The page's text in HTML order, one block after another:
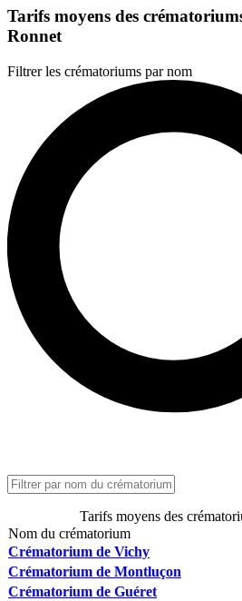
Tarifs moyens des
Ronnet
Filtrer les crématoriums par nom
Tarifs moyens des
Nom du crématorium
Crématorium de Vichy
Crématorium de Montluçon
Crématorium de Guéret